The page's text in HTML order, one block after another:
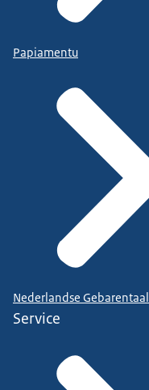
Papiamentu
Nederlandse Gebarentaal
Service